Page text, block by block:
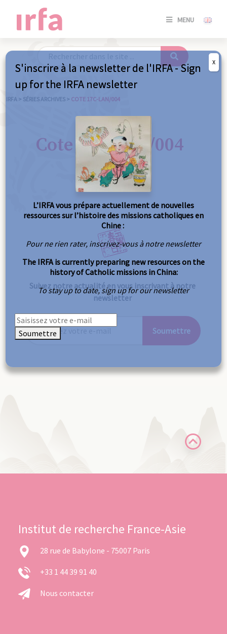
MENU
SE
IRFA > SÉRIES ARCHIVES > COTE 17C-LAN/004
Cote 17C-LAN/004
Suivez notre actualité en vous inscrivant à notre
newsletter
Soumettre
Institut de recherche France-Asie
28 rue de Babylone - 75007 Paris
+33 1 44 39 91 40
Nous contacter
S'inscrire à la newsletter de l'IRFA - Sign
up for the IRFA newsletter
L’IRFA vous prépare actuellement de nouvelles
ressources sur l’histoire des missions catholiques en
Chine :
Pour ne rien rater, inscrivez-vous à notre newsletter
The IRFA is currently preparing new resources on the
history of Catholic missions in China:
To stay up to date, sign up for our newsletter
Soumettre
X